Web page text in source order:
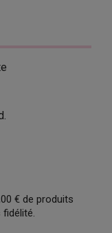
€ de produits